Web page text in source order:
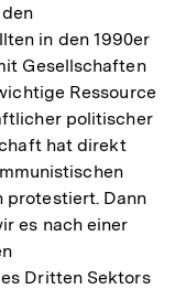
in den 1990er
Gesellschaften
Ressource
politischer
hat direkt
protestiert. Dann
es nach einer
Dritten Sektors